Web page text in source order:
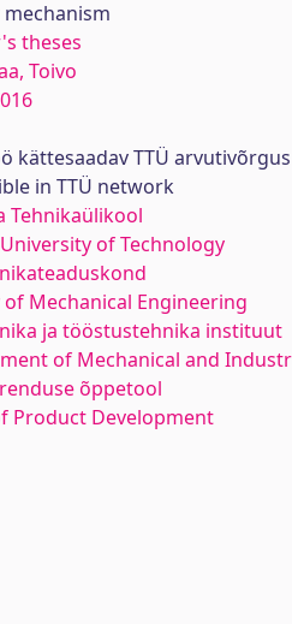
theses
Toivo
kättesaadav TTÜ arvutivõrgus
in TTÜ network
Tehnikaülikool
of Technology
of Mechanical Engineering
ja tööstustehnika instituut
of Mechanical and
õppetool
Product Development